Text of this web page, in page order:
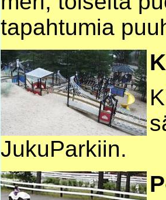
tapahtumia
JukuParkiin.